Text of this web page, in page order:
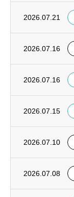
2026.07.21
2026.07.16
2026.07.16
2026.07.15
2026.07.10
2026.07.08